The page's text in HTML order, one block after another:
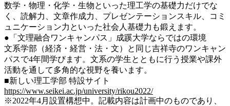
数学・物理・化学・生物といった理工学の基礎力だけでな
く、読解力、文章作成力、プレゼンテーションスキル、コミ
ュニケーション力といった社会人基礎力も鍛えます。
●「文理融合ワンキャンパス」成蹊大学ならではの環境
文系学部（経済・経営・法・文）と同じ吉祥寺のワンキャン
パスで4年間学びます。文系の学生とともに行う授業や課外
活動を通して多角的な視野を養います。
■新しい理工学部 特設サイト
https://www.seikei.ac.jp/university/rikou2022/
※2022年4月設置構想中。記載内容は計画中のものであり、